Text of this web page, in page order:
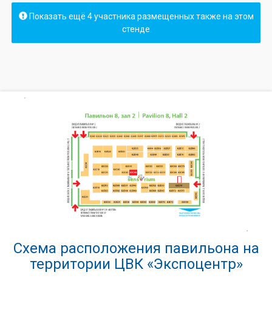
Показать ещё 4 участника размещенных также на этом
стенде
Схема расположения павильона на
территории ЦВК «Экспоцентр»